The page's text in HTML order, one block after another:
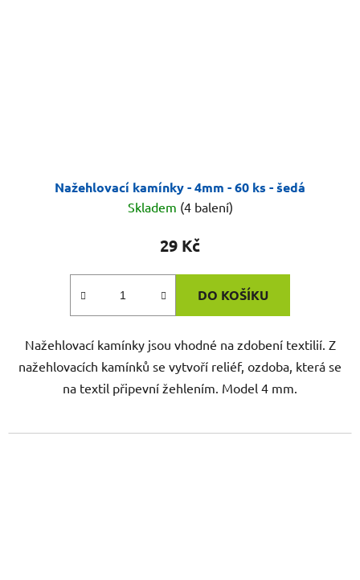
Nažehlovací kamínky - 4mm - 60 ks - šedá
Skladem (4 balení)
29 Kč
DO KOŠÍKU
Nažehlovací kamínky jsou vhodné na zdobení textilií. Z
nažehlovacích kamínků se vytvoří reliéf, ozdoba, která se
na textil připevní žehlením. Model 4 mm.